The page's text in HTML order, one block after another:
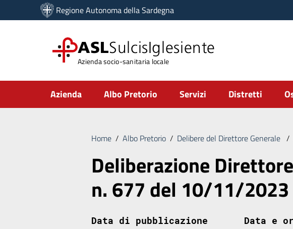
Vai ai contenuti
Vai al menu di navigazione
Regione Autonoma della Sardegna
ASLSulcisIglesiente
Azienda socio-sanitaria locale
Submenu
Azienda Albo Pretorio Servizi Distretti
Home / Albo Pretorio / Delibere del Direttore Generale /
Deliberazione
n. 677 del 10/11/2023
Data di pubblicazione
Data e